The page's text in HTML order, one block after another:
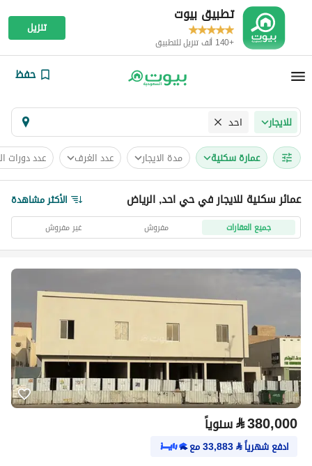
تطبيق بيوت
+140 ألف تنزيل للتطبيق
تنزيل
حفظ
للايجار احد
عمارة سكنية مدة الايجار عدد الغرف عدد دورات
عمائر سكنية للايجار في حي احد, الرياض الأكثر مشاهدة
جميع العقارات مفروش غير مفروش
⃁380,000 سنوياً
ادفع شهرياً⃁
33,883مع